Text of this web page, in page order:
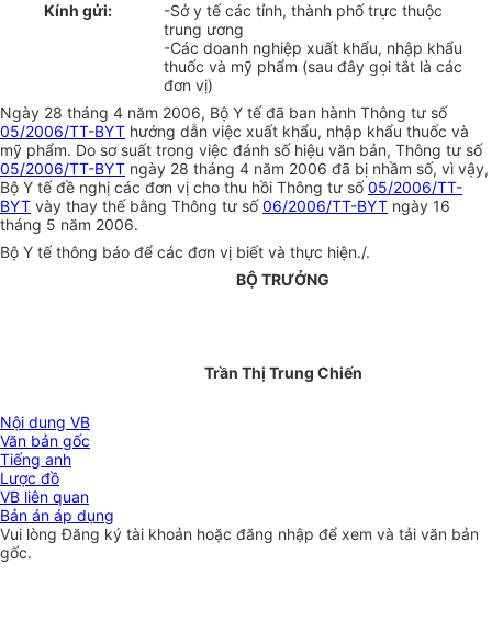
Kính gửi:
-Sở y tế các tỉnh, thành phố trực thuộc
trung ương
-Các doanh nghiệp xuất khẩu, nhập khẩu
thuốc và mỹ phẩm (sau đây gọi tắt là các
đơn vị)
Ngày 28 tháng 4 năm 2006, Bộ Y tế đã ban hành Thông tư số
05/2006/TT-BYT hướng dẫn việc xuất khẩu, nhập khẩu thuốc và
mỹ phẩm. Do sơ suất trong việc đánh số hiệu văn bản, Thông tư số
05/2006/TT-BYT ngày 28 tháng 4 năm 2006 đã bị nhầm số, vì vậy,
Bộ Y tế đề nghị các đơn vị cho thu hồi Thông tư số05/2006/TT-
BYT vày thay thế bằng Thông tư số06/2006/TT-BYT ngày 16
tháng 5 năm 2006.
Bộ Y tế thông báo để các đơn vị biết và thực hiện./.
BỘ TRƯỞNG
Trần Thị Trung Chiến
Nội dung VB
Văn bản gốc
Tiếng anh
Lược đồ
VB liên quan
Bản án áp dụng
Vui lòngĐăng ký tài khoản hoặc đăng nhập để xem và tải văn bản
gốc.